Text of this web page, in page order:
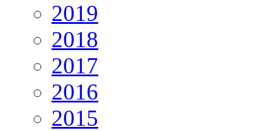
2019
2018
2017
2016
2015